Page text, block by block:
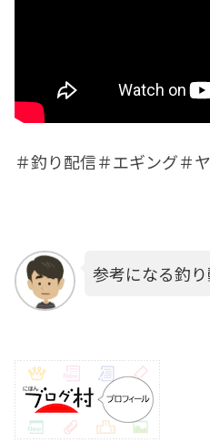
＃釣り配信＃エギング＃
参考になる釣